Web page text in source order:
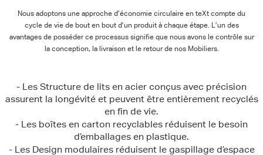
Nous adoptons une approche d’économie circulaire en teXt compte du
cycle de vie de bout en bout d’un produit à chaque étape. L’un des
avantages de posséder ce processus signifie que nous avons le contrôle sur
la conception, la livraison et le retour de nos Mobiliers.
- Les Structure de lits en acier conçus avec précision
assurent la longévité et peuvent être entièrement recyclés
en fin de vie.
- Les boîtes en carton recyclables réduisent le besoin
d’emballages en plastique.
- Les Design modulaires réduisent le gaspillage d’espace